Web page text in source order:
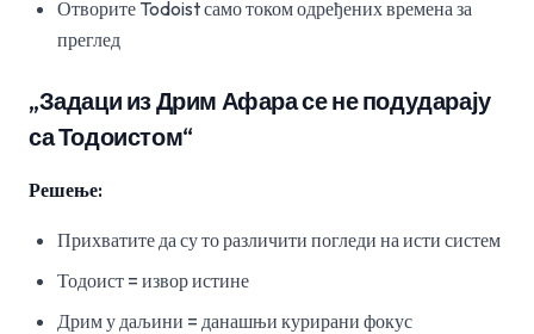
Отворите Todoist само током одређених времена за
преглед
„Задаци из Дрим Афара се не подударају
са Тодоистом“
Решење:
Прихватите да су то различити погледи на исти систем
Тодоист = извор истине
Дрим у даљини = данашњи курирани фокус